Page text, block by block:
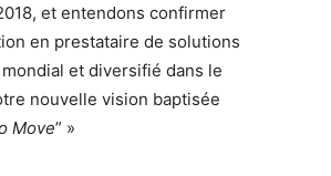
et entendons confirmer
en prestataire de solutions
et diversifié dans le
nouvelle vision baptisée
Move” »